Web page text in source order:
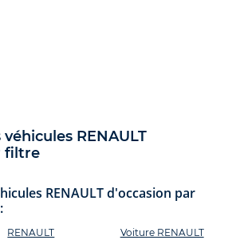
RENAULT
filtre
RENAULT d'occasion par
RENAULT Voiture RENAULT